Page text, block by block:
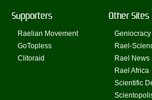
Supporters
Raelian Movement
GoTopless
Clitoraid
Other Sites
Geniocracy
Rael-
Rael News
Rael Africa
Scientific